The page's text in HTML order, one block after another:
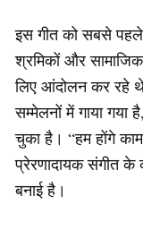
इस गीत को सबसे पहले
श्रमिकों और
लिए आंदोलन कर रहे
सम्मेलनों में गाया
चुका है। “हम होंगे
प्रेरणादायक संगीत के
बनाई है।